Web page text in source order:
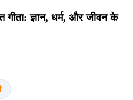
गीता: ज्ञान, धर्म, और जीवन के